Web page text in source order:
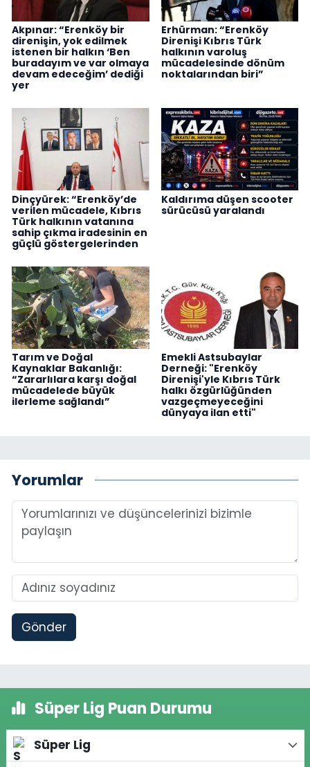
Akpınar: “Erenköy bir
direnişin, yok edilmek
istenen bir halkın ‘Ben
buradayım ve var olmaya
devam edeceğim’ dediği
yer
Erhürman: “Erenköy
Direnişi Kıbrıs Türk
halkının varoluş
mücadelesinde dönüm
noktalarından biri”
Dinçyürek: “Erenköy’de
verilen mücadele, Kıbrıs
Türk halkının vatanına
sahip çıkma iradesinin en
güçlü göstergelerinden
Kaldırıma düşen scooter
sürücüsü yaralandı
Tarım ve Doğal
Kaynaklar Bakanlığı:
“Zararlılara karşı doğal
mücadelede büyük
ilerleme sağlandı”
Emekli Astsubaylar
Derneği: "Erenköy
Direnişi'yle Kıbrıs Türk
halkı özgürlüğünden
vazgeçmeyeceğini
dünyaya ilan etti"
Yorumlar
Gönder
Süper Lig Puan Durumu
Süper Lig